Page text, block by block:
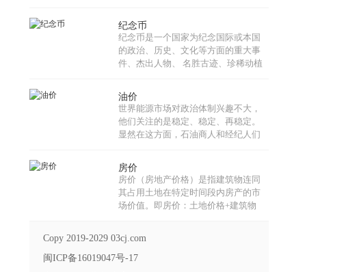
日上市均有近100%左右的涨幅，目前
新股一上市就连续几个涨停板，使得
打新股热度出现上升。...
纪念币
纪念币是一个国家为纪念国际或本国
的政治、历史、文化等方面的重大事
件、杰出人物、 名胜古迹、珍稀动植
它包括普通纪念币和贵金属纪念币。
质量一般为精制，限量发行。贵金属
纪念币理论上是可以参与流通的，具
有流通手段职能。...
油价
世界能源市场对政治体制兴趣不大，
他们关注的是稳定、稳定、再稳定。
显然在这方面，石油商人和经纪人们
然不同。目前推动石油价格的有两
点：当前局势和未来预期。...
房价
房价（房地产价格）是指建筑物连同
其占用土地在特定时间段内房产的市
场价值。即房价：土地价格+建筑物
由多种因素构成。...
Copy 2019-2029 03cj.com
闽ICP备16019047号-17